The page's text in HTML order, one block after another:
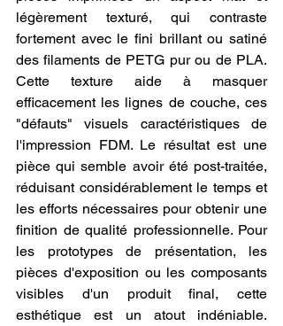
légèrement texturé, qui contraste
fortement avec le fini brillant ou satiné
des filaments de PETG pur ou de PLA.
Cette texture aide à masquer
efficacement les lignes de couche, ces
"défauts" visuels caractéristiques de
l'impression FDM. Le résultat est une
pièce qui semble avoir été post-traitée,
réduisant considérablement le temps et
les efforts nécessaires pour obtenir une
finition de qualité professionnelle. Pour
les prototypes de présentation, les
pièces d'exposition ou les composants
visibles d'un produit final, cette
esthétique est un atout indéniable.